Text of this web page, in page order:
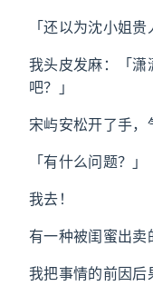
「还以为沈小姐
我头皮发麻：「潇
吧？」
宋屿安松开了手，
「有什么问题？」
我去！
有一种被闺蜜出卖
我把事情的前因后